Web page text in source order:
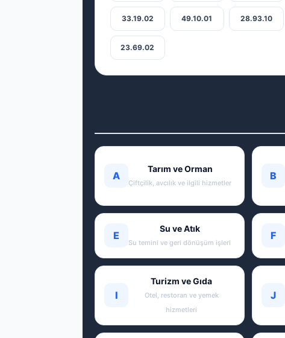
33.19.02 49.10.01 28.93.10
23.69.02
A
Tarım ve Orman
Çiftçilik, avcılık ve ilgili hizmetler
B
E
Su ve Atık
Su temini ve geri dönüşüm işleri
F
I
Turizm ve Gıda
Otel, restoran ve yemek
hizmetleri
J